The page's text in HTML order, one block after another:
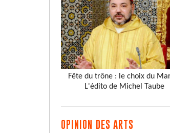
Fête du trône : le choix du
L'édito de Michel Taube
OPINION DES ARTS